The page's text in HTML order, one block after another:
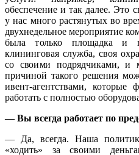
обеспечение и так далее. Это
у нас много растянутых во
двухнедельное мероприятие
была только площадка и
клининговая служба, своя
со своими подрядчиками, и
причиной такого решения
ивент-агентствами, которые
работать с полностью
— Вы всегда работает по
— Да, всегда. Наша
«ходить» за своими